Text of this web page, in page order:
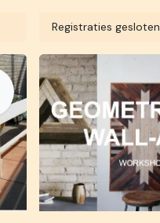
Registraties gesloten